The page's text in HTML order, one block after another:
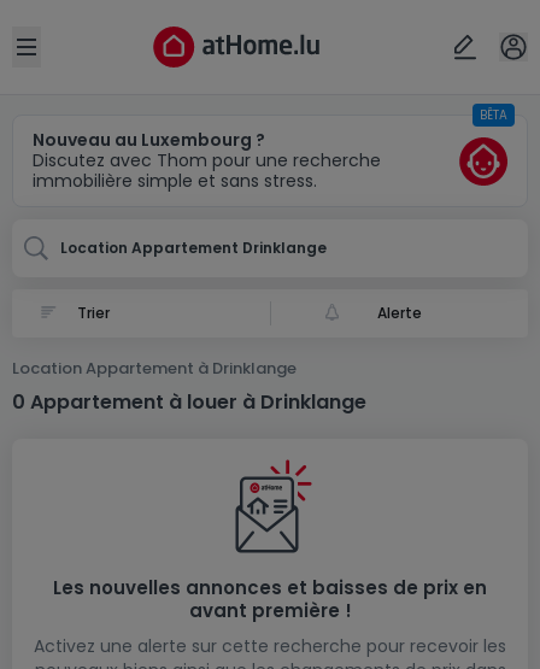
Open sidebar
Nouveau au Luxembourg ?
Discutez avec Thom pour une recherche
immobilière simple et sans stress.
BÊTA
Location Appartement Drinklange
Alerte
Location Appartement à Drinklange
0 Appartement à louer à Drinklange
Les nouvelles annonces et baisses de prix en
avant première !
Activez une alerte sur cette recherche pour recevoir les
Localité(s)
Annuler OK